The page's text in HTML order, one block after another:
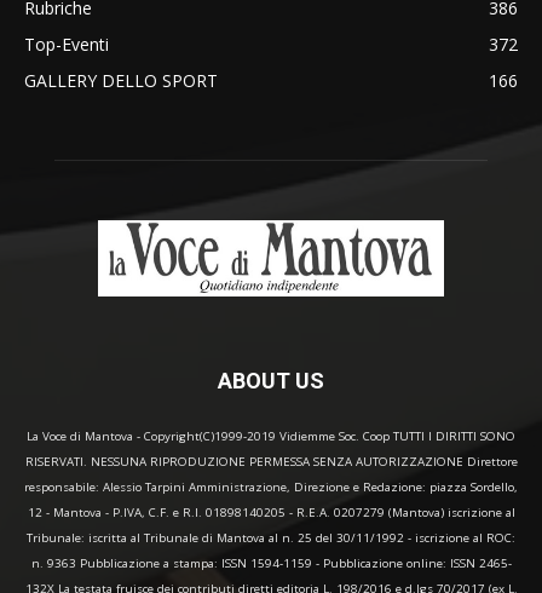
Rubriche
386
Top-Eventi
372
GALLERY DELLO SPORT
166
ABOUT US
La Voce di Mantova - Copyright(C)1999-2019 Vidiemme Soc. Coop TUTTI I DIRITTI SONO
RISERVATI. NESSUNA RIPRODUZIONE PERMESSA SENZA AUTORIZZAZIONE Direttore
responsabile: Alessio Tarpini Amministrazione, Direzione e Redazione: piazza Sordello,
12 - Mantova - P.IVA, C.F. e R.I. 01898140205 - R.E.A. 0207279 (Mantova) iscrizione al
Tribunale: iscritta al Tribunale di Mantova al n. 25 del 30/11/1992 - iscrizione al ROC:
n. 9363 Pubblicazione a stampa: ISSN 1594-1159 - Pubblicazione online: ISSN 2465-
132X La testata fruisce dei contributi diretti editoria L. 198/2016 e d.lgs 70/2017 (ex L.